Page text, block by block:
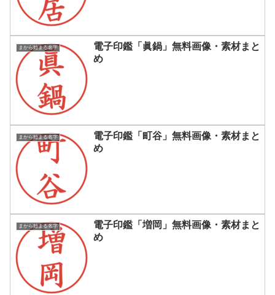
まから始まる名字
電子印鑑「眞鍋」無料画像・素材まと
め
まから始まる名字
電子印鑑「町谷」無料画像・素材まと
め
まから始まる名字
電子印鑑「増岡」無料画像・素材まと
め